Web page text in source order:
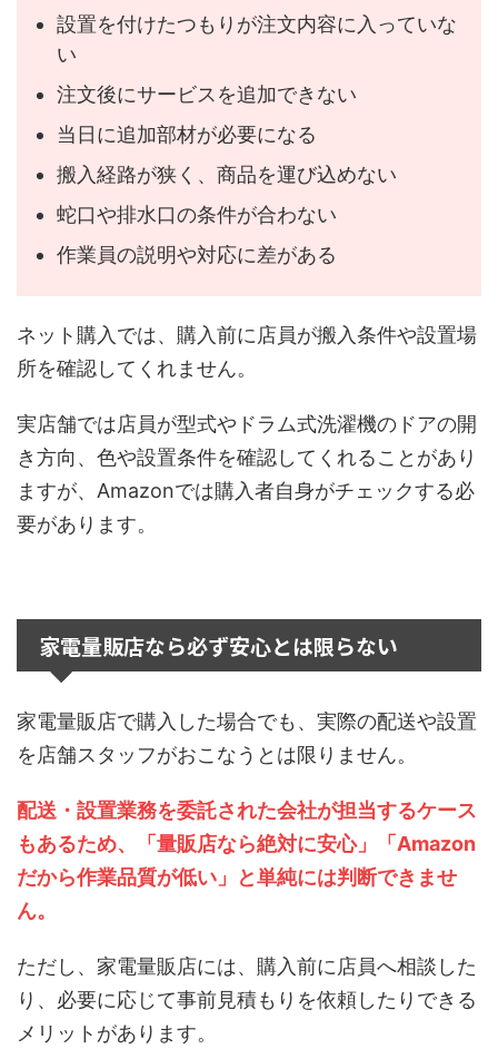
設置を付けたつもりが注文内容に入っていな
い
注文後にサービスを追加できない
当日に追加部材が必要になる
搬入経路が狭く、商品を運び込めない
蛇口や排水口の条件が合わない
作業員の説明や対応に差がある
ネット購入では、購入前に店員が搬入条件や設置場
所を確認してくれません。
実店舗では店員が型式やドラム式洗濯機のドアの開
き方向、色や設置条件を確認してくれることがあり
ますが、Amazonでは購入者自身がチェックする必
要があります。
家電量販店なら必ず安心とは限らない
家電量販店で購入した場合でも、実際の配送や設置
を店舗スタッフがおこなうとは限りません。
配送・設置業務を委託された会社が担当するケース
もあるため、「量販店なら絶対に安心」「Amazon
だから作業品質が低い」と単純には判断できませ
ん。
ただし、家電量販店には、購入前に店員へ相談した
り、必要に応じて事前見積もりを依頼したりできる
メリットがあります。